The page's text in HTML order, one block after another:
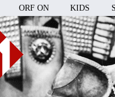
ORF ON KIDS